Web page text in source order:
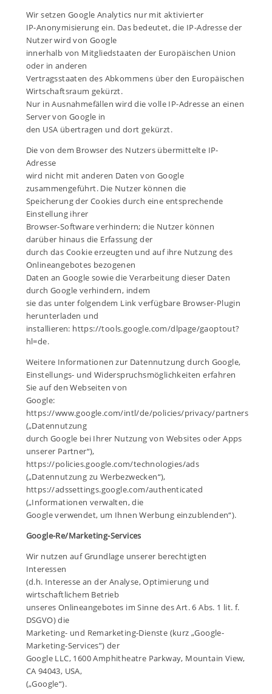
Wir setzen Google Analytics nur mit aktivierter
IP-Anonymisierung ein. Das bedeutet, die IP-Adresse der
Nutzer wird von Google
innerhalb von Mitgliedstaaten der Europäischen Union
oder in anderen
Vertragsstaaten des Abkommens über den Europäischen
Wirtschaftsraum gekürzt.
Nur in Ausnahmefällen wird die volle IP-Adresse an einen
Server von Google in
den USA übertragen und dort gekürzt.
Die von dem Browser des Nutzers übermittelte IP-
Adresse
wird nicht mit anderen Daten von Google
zusammengeführt. Die Nutzer können die
Speicherung der Cookies durch eine entsprechende
Einstellung ihrer
Browser-Software verhindern; die Nutzer können
darüber hinaus die Erfassung der
durch das Cookie erzeugten und auf ihre Nutzung des
Onlineangebotes bezogenen
Daten an Google sowie die Verarbeitung dieser Daten
durch Google verhindern, indem
sie das unter folgendem Link verfügbare Browser-Plugin
herunterladen und
installieren: https://tools.google.com/dlpage/gaoptout?
hl=de.
Weitere Informationen zur Datennutzung durch Google,
Einstellungs- und Widerspruchsmöglichkeiten erfahren
Sie auf den Webseiten von
Google:
https://www.google.com/intl/de/policies/privacy/partners
(„Datennutzung
durch Google bei Ihrer Nutzung von Websites oder Apps
unserer Partner“),
https://policies.google.com/technologies/ads
(„Datennutzung zu Werbezwecken“),
https://adssettings.google.com/authenticated
(„Informationen verwalten, die
Google verwendet, um Ihnen Werbung einzublenden“).
Google-Re/Marketing-Services
Wir nutzen auf Grundlage unserer berechtigten
Interessen
(d.h. Interesse an der Analyse, Optimierung und
wirtschaftlichem Betrieb
unseres Onlineangebotes im Sinne des Art. 6 Abs. 1 lit. f.
DSGVO) die
Marketing- und Remarketing-Dienste (kurz „Google-
Marketing-Services”) der
Google LLC, 1600 Amphitheatre Parkway, Mountain View,
CA 94043, USA,
(„Google“).